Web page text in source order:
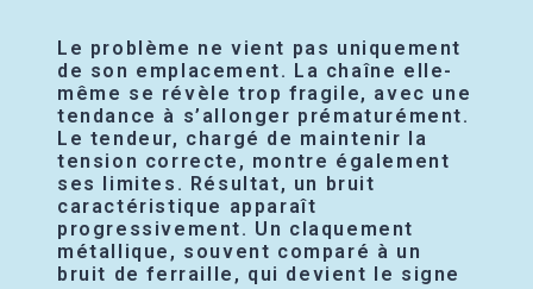
Le problème ne vient pas uniquement
de son emplacement. La chaîne elle-
même se révèle trop fragile, avec une
tendance à s’allonger prématurément.
Le tendeur, chargé de maintenir la
tension correcte, montre également
ses limites. Résultat, un bruit
caractéristique apparaît
progressivement. Un claquement
métallique, souvent comparé à un
bruit de ferraille, qui devient le signe